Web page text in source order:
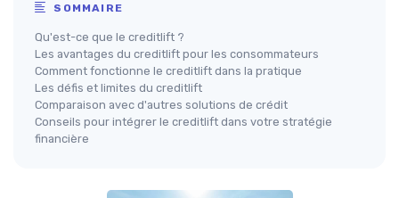
SOMMAIRE
Qu'est-ce que le creditlift ?
Les avantages du creditlift pour les consommateurs
Comment fonctionne le creditlift dans la pratique
Les défis et limites du creditlift
Comparaison avec d'autres solutions de crédit
Conseils pour intégrer le creditlift dans votre stratégie
financière